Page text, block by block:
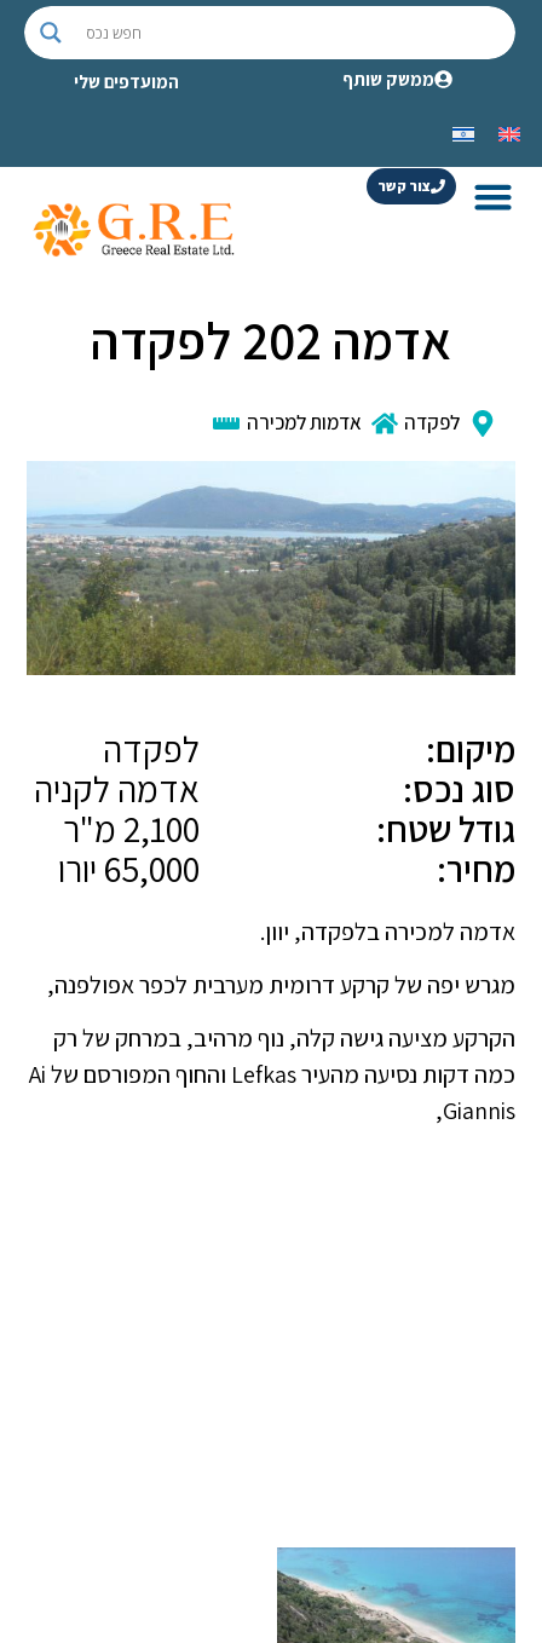
ממשק שותף המועדפים שלי
צור קשר
אדמה 202 לפקדה
לפקדה אדמות למכירה
מיקום:
לפקדה
סוג נכס:
אדמה לקניה
גודל שטח:
מחיר:
אדמה למכירה בלפקדה, יוון.
מגרש יפה של קרקע דרומית מערבית לכפר אפולפנה,
הקרקע מציעה גישה קלה, נוף מרהיב, במרחק של רק
כמה דקות נסיעה מהעיר Lefkas והחוף המפורסם של Ai
Giannis,